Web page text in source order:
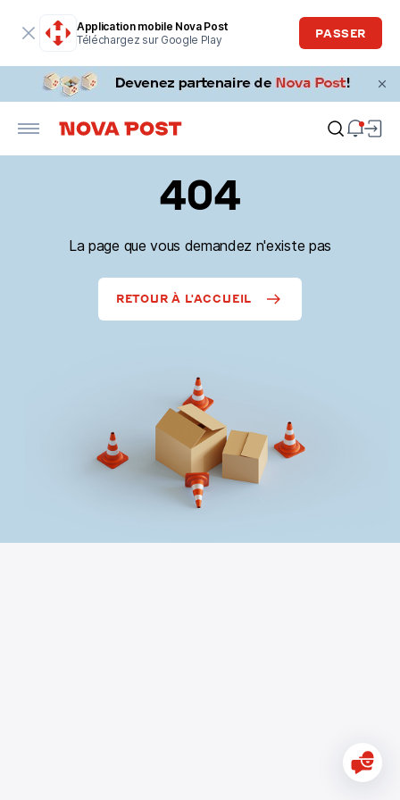
Application mobile Nova Post
Téléchargez sur Google Play
PASSER
404
La page que vous demandez n'existe pas
RETOUR À L'ACCUEIL